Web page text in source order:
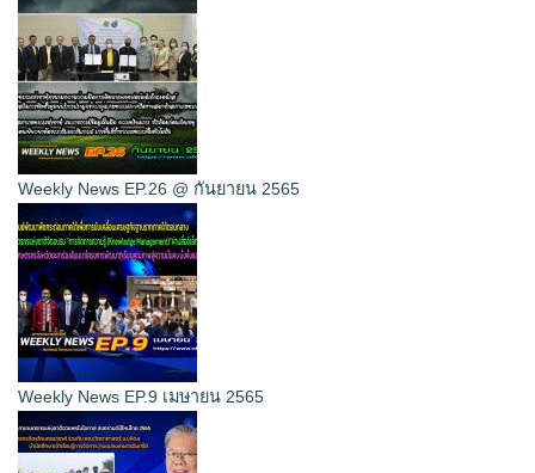
Weekly News EP.26 @ กันยายน 2565
Weekly News EP.9 เมษายน 2565